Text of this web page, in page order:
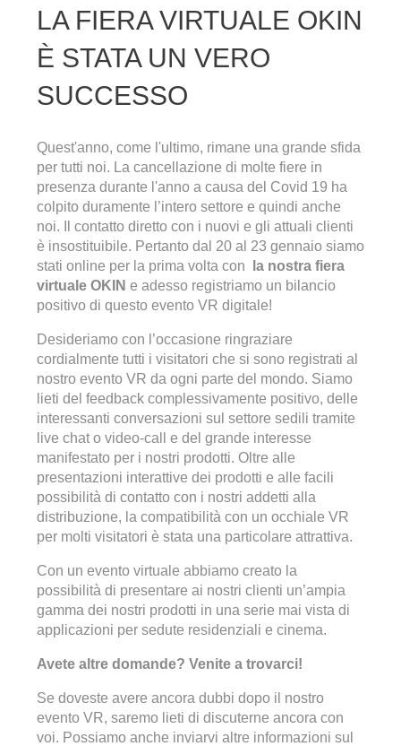
LA FIERA VIRTUALE OKIN
È STATA UN VERO
SUCCESSO
Quest'anno, come l'ultimo, rimane una grande sfida
per tutti noi. La cancellazione di molte fiere in
presenza durante l'anno a causa del Covid 19 ha
colpito duramente l’intero settore e quindi anche
noi. Il contatto diretto con i nuovi e gli attuali clienti
è insostituibile. Pertanto dal 20 al 23 gennaio siamo
stati online per la prima volta con
la nostra fiera
virtuale OKIN e adesso registriamo un bilancio
positivo di questo evento VR digitale!
Desideriamo con l’occasione ringraziare
cordialmente tutti i visitatori che si sono registrati al
nostro evento VR da ogni parte del mondo. Siamo
lieti del feedback complessivamente positivo, delle
interessanti conversazioni sul settore sedili tramite
live chat o video-call e del grande interesse
manifestato per i nostri prodotti. Oltre alle
presentazioni interattive dei prodotti e alle facili
possibilità di contatto con i nostri addetti alla
distribuzione, la compatibilità con un occhiale VR
per molti visitatori è stata una particolare attrattiva.
Con un evento virtuale abbiamo creato la
possibilità di presentare ai nostri clienti un’ampia
gamma dei nostri prodotti in una serie mai vista di
applicazioni per sedute residenziali e cinema.
Avete altre domande? Venite a trovarci!
Se doveste avere ancora dubbi dopo il nostro
evento VR, saremo lieti di discuterne ancora con
voi. Possiamo anche inviarvi altre informazioni sul